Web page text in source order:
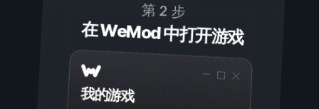
第 2 步
在 WeMod 中打开游戏
我的游戏